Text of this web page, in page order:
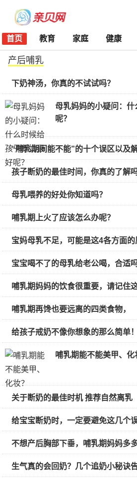
首页 教育 家庭 健康
产后哺乳
下奶神汤，你真的不试试吗？
母乳妈妈的小疑问：
呢？
“哺乳期间能不能”的十个误区以及
孩子断奶的最佳时间，你真的了解吗
母乳喂养的好处你知道吗？
哺乳期上火了应该怎么办呢？
宝妈母乳不足，可能是这4各方面的
宝宝喝不了的母乳给老公喝，合适吗
哺乳期妈妈的饮食很重要，请记住
哺乳期再馋也要远离的四类食物，
给孩子戒奶不像你想象的那么简单！
哺乳期能不能美甲、化
关于断奶的最佳时机 推荐自然离乳
给宝宝断奶时，一定要避免这几个
不想产后胸部下垂，哺乳期妈妈多
生气真的会回奶？几个追奶小秘诀